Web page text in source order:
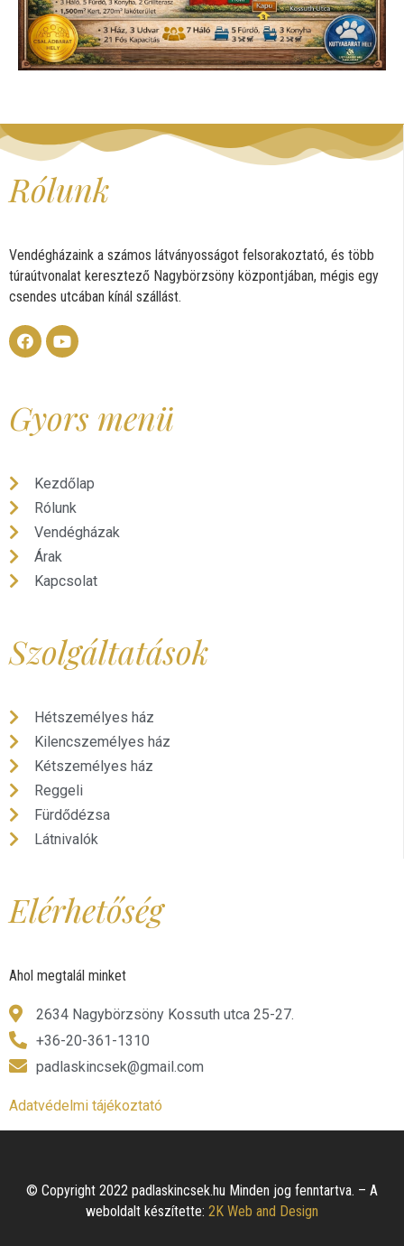
Rólunk
Vendégházaink a számos látványosságot felsorakoztató, és több
túraútvonalat keresztező Nagybörzsöny központjában, mégis egy
csendes utcában kínál szállást.
Gyors menü
Kezdőlap
Rólunk
Vendégházak
Árak
Kapcsolat
Szolgáltatások
Hétszemélyes ház
Kilencszemélyes ház
Kétszemélyes ház
Reggeli
Fürdődézsa
Látnivalók
Elérhetőség
Ahol megtalál minket
2634 Nagybörzsöny Kossuth utca 25-27.
+36-20-361-1310
padlaskincsek@gmail.com
Adatvédelmi tájékoztató
© Copyright 2022 padlaskincsek.hu Minden jog fenntartva. – A
weboldalt készítette: 2K Web and Design